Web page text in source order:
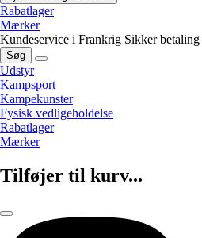
Rabatlager
Mærker
Kundeservice i Frankrig Sikker betaling
Søg
Udstyr
Kampsport
Kampekunster
Fysisk vedligeholdelse
Rabatlager
Mærker
Tilføjer til kurv...